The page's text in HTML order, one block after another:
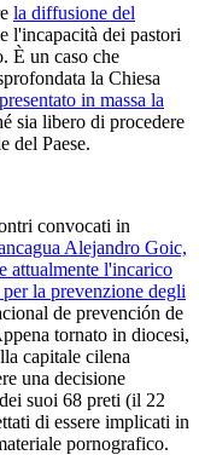
la diffusione del
l'incapacità dei pastori
È un caso che
la Chiesa
in massa la
sia libero di procedere
del Paese.
convocati in
Alejandro Goic,
attualmente l'incarico
la prevenzione degli
de prevención de
tornato in diocesi,
capitale cilena
una decisione
suoi 68 preti (il 22
di essere implicati in
pornografico.